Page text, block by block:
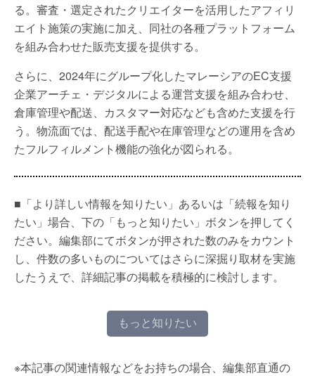
る。審査・選定されたクリエイターを活用したアフィリ
エイト施策の実施に加え、同社の各種プラットフォーム
を組み合わせた販売支援を提供する。
さらに、2024年にグループ化したマレーシアのEC支援
企業アーチェ・デジタルによる運営支援を組み合わせ、
倉庫管理や配送、カスタマー対応なども含めた支援を行
う。物流面では、配送手配や在庫管理などの運用を含め
たフルフィルメント機能の強化が図られる。
■「より詳しい情報を知りたい」あるいは「続報を知り
たい」場合、下の「もっと知りたい」ボタンを押してく
ださい。編集部にてボタンが押された数のみをカウント
し、件数の多いものについてはさらに深掘り取材を実施
したうえで、詳細記事の掲載を積極的に検討します。
もっと知りたい
※本記事の関連情報などをお持ちの場合、編集部直通の